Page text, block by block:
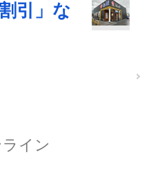
引」な
イン